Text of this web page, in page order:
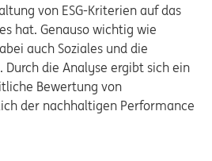
von ESG-Kriterien auf das
hat. Genauso wichtig wie
auch Soziales und die
die Analyse ergibt sich ein
Bewertung von
der nachhaltigen Performance